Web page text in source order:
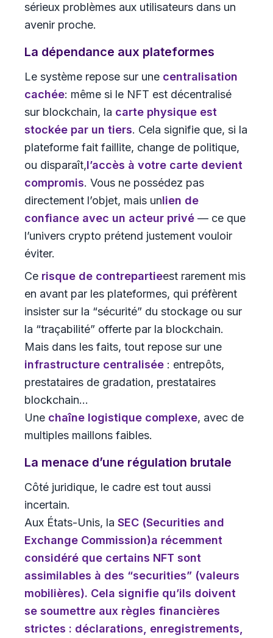
sérieux problèmes aux utilisateurs dans un
avenir proche.
La dépendance aux plateformes
Le système repose sur une centralisation
cachée: même si le NFT est décentralisé
sur blockchain, la carte physique est
stockée par un tiers. Cela signifie que, si la
plateforme fait faillite, change de politique,
ou disparaît,l’accès à votre carte devient
compromis. Vous ne possédez pas
directement l’objet, mais unlien de
confiance avec un acteur privé — ce que
l’univers crypto prétend justement vouloir
éviter.
Ce risque de contrepartieest rarement mis
en avant par les plateformes, qui préfèrent
insister sur la “sécurité” du stockage ou sur
la “traçabilité” offerte par la blockchain.
Mais dans les faits, tout repose sur une
infrastructure centralisée : entrepôts,
prestataires de gradation, prestataires
blockchain…
Une chaîne logistique complexe, avec de
multiples maillons faibles.
La menace d’une régulation brutale
Côté juridique, le cadre est tout aussi
incertain.
Aux États-Unis, la SEC (Securities and
Exchange Commission)a récemment
considéré que certains NFT sont
assimilables à des “securities” (valeurs
mobilières). Cela signifie qu’ils doivent
se soumettre aux règles financières
strictes : déclarations, enregistrements,